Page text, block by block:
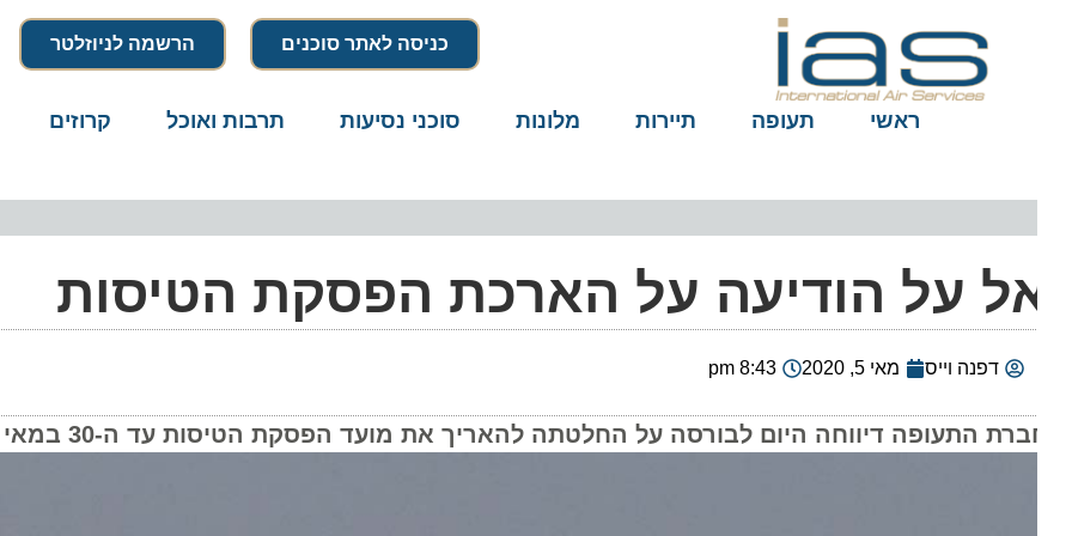
כניסה לאתר סוכנים הרשמה לניוזלטר
ראשי תעופה תיירות מלונות סוכני נסיעות תרבות ואוכל קרוזים
על הודיעה על הארכת הפסקת הטיסות
דפנה וייס מאי 5, 2020 8:43 pm
התעופה דיווחה היום לבורסה על החלטתה להאריך את מועד הפסקת הטיסות עד ה-30 במאי 2020